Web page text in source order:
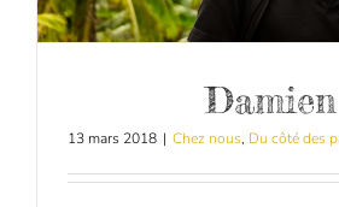
Damien
13 mars 2018 | Chez nous, Du côté des